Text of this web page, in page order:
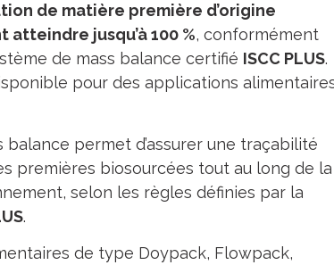
de matière première d’origine
jusqu’à 100 %, conformément
de mass balance certifié ISCC PLUS.
pour des applications
balance permet d’assurer une traçabilité
premières biosourcées tout au long de la
selon les règles définies par la
.
de type Doypack, Flowpack,